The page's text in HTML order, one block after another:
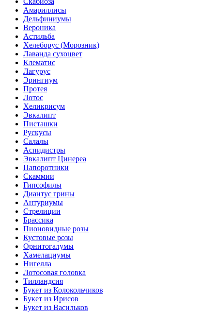
Амариллисы
Дельфиниумы
Вероника
Астильба
Хелеборус (Морозник)
Лаванда сухоцвет
Клематис
Лагурус
Эрингиум
Протея
Лотос
Хеликрисум
Эвкалипт
Писташки
Рускусы
Салалы
Аспидистры
Эвкалипт Цинереа
Папоротники
Скаммии
Гипсофилы
Диантус грины
Антуриумы
Стрелиции
Брассика
Пионовидные розы
Кустовые розы
Орнитогалумы
Хамелациумы
Нигелла
Лотосовая головка
Тилландсия
Букет из Колокольчиков
Букет из Ирисов
Букет из Васильков